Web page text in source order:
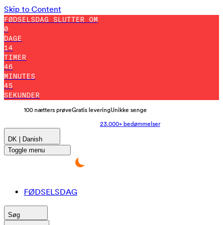
Skip to Content
FØDSELSDAG SLUTTER OM
0
DAGE
14
TIMER
46
MINUTES
33
SEKUNDER
100 nætters prøveGratis leveringUnikke senge
23.000+ bedømmelser
DK | Danish
Toggle menu
FØDSELSDAG
Søg